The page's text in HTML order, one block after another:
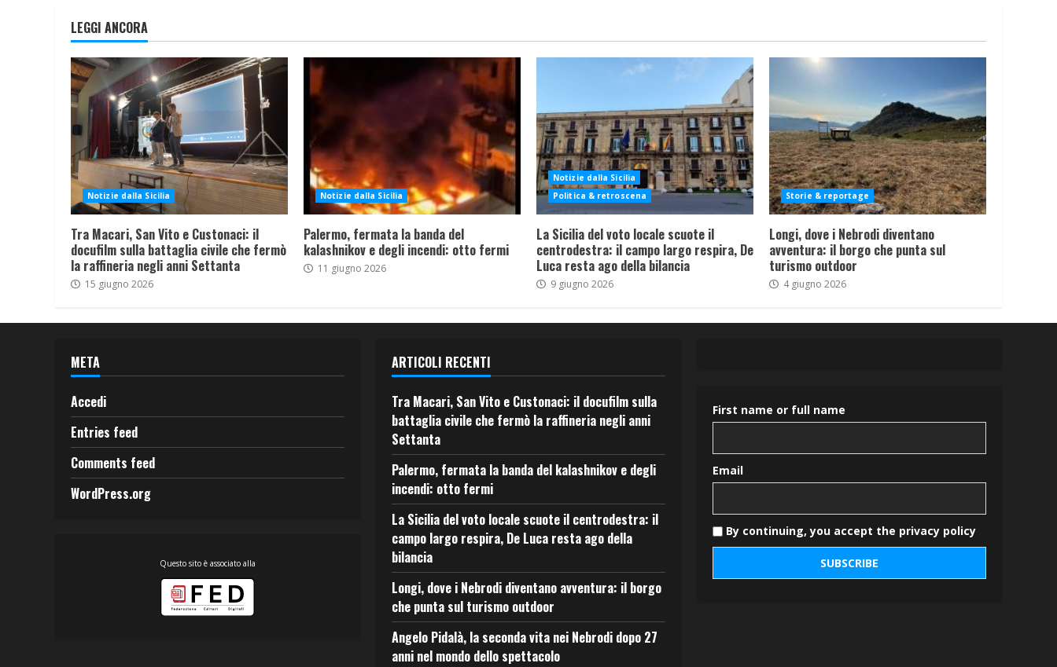
LEGGI ANCORA
Notizie dalla Sicilia
Tra Macari, San Vito e Custonaci: il
docufilm sulla battaglia civile che fermò
la raffineria negli anni Settanta
15 giugno 2026
Notizie dalla Sicilia
Palermo, fermata la banda del
kalashnikov e degli incendi: otto fermi
11 giugno 2026
Notizie dalla Sicilia
Politica & retroscena
La Sicilia del voto locale scuote il
centrodestra: il campo largo respira, De
Luca resta ago della bilancia
9 giugno 2026
Storie & reportage
Longi, dove i Nebrodi diventano
avventura: il borgo che punta sul
turismo outdoor
4 giugno 2026
META
Accedi
Entries feed
Comments feed
WordPress.org
Questo sito è associato alla
ARTICOLI RECENTI
Tra Macari, San Vito e Custonaci: il docufilm sulla
battaglia civile che fermò la raffineria negli anni
Settanta
Palermo, fermata la banda del kalashnikov e degli
incendi: otto fermi
La Sicilia del voto locale scuote il centrodestra: il
campo largo respira, De Luca resta ago della
bilancia
Longi, dove i Nebrodi diventano avventura: il borgo
che punta sul turismo outdoor
Angelo Pidalà, la seconda vita nei Nebrodi dopo 27
anni nel mondo dello spettacolo
First name or full name
Email
By continuing, you accept the privacy policy